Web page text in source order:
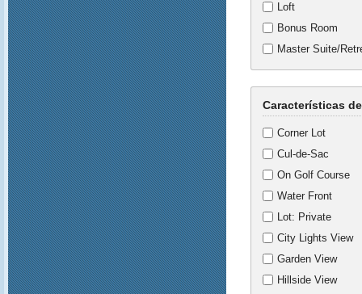
Loft
Bonus Room
Master Suite/
Características
Corner Lot
Cul-de-Sac
On Golf Course
Water Front
Lot: Private
City Lights View
Garden View
Hillside View